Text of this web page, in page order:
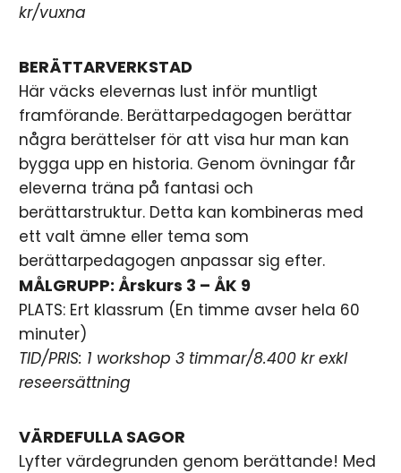
kr/vuxna
BERÄTTARVERKSTAD
Här väcks elevernas lust inför muntligt
framförande. Berättarpedagogen berättar
några berättelser för att visa hur man kan
bygga upp en historia. Genom övningar får
eleverna träna på fantasi och
berättarstruktur. Detta kan kombineras med
ett valt ämne eller tema som
berättarpedagogen anpassar sig efter.
MÅLGRUPP: Årskurs 3 – ÅK 9
PLATS: Ert klassrum (En timme avser hela 60
minuter)
TID/PRIS: 1 workshop 3 timmar/8.400 kr exkl
reseersättning
VÄRDEFULLA SAGOR
Lyfter värdegrunden genom berättande! Med